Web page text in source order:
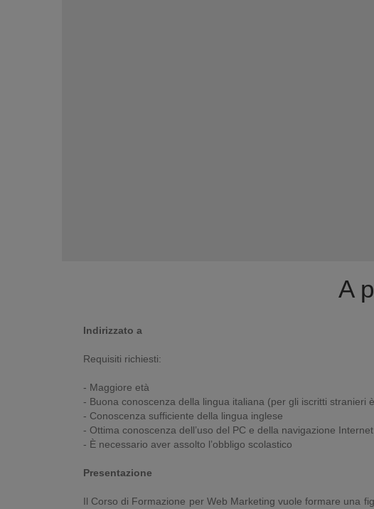
A
Indirizzato a
Requisiti richiesti:
- Maggiore età
- Buona conoscenza della lingua italiana (per gli iscritti
- Conoscenza sufficiente della lingua inglese
- Ottima conoscenza dell’uso del PC e della navigazione Internet
- È necessario aver assolto l’obbligo scolastico
Presentazione
Il Corso di Formazione per Web Marketing vuole formare una